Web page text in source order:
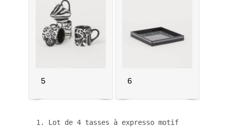
5 6
1. Lot de 4 tasses à expresso motif